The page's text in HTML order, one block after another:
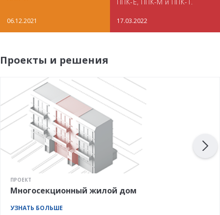
06.12.2021 17.03.2022
Проекты и решения
ПРОЕКТ
Многосекционный жилой дом
УЗНАТЬ БОЛЬШЕ